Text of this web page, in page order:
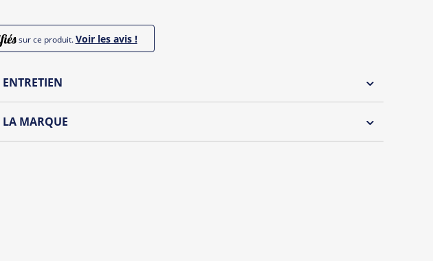
sur ce produit.Voir les avis !
ENTRETIEN
LA MARQUE